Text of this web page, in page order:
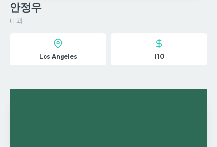
안정우
내과
Los Angeles 110